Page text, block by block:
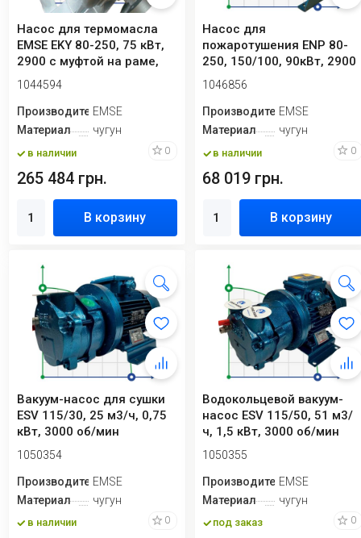
Насос для термомасла
EMSE EKY 80-250, 75 кВт,
2900 с муфтой на раме,
без двиг...
1044594
ПроизводительEMSE
Материал
чугун
в наличии 0
265 484 грн.
В корзину
Насос для
пожаротушения ENP 80-
250, 150/100, 90кВт, 2900
об/мин без двигателя
1046856
ПроизводительEMSE
Материал
чугун
в наличии 0
68 019 грн.
В корзину
Вакуум-насос для сушки
ESV 115/30, 25 м3/ч, 0,75
кВт, 3000 об/мин
1050354
ПроизводительEMSE
Материал
чугун
в наличии 0
Водокольцевой вакуум-
насос ESV 115/50, 51 м3/
ч, 1,5 кВт, 3000 об/мин
1050355
ПроизводительEMSE
Материал
чугун
под заказ 0